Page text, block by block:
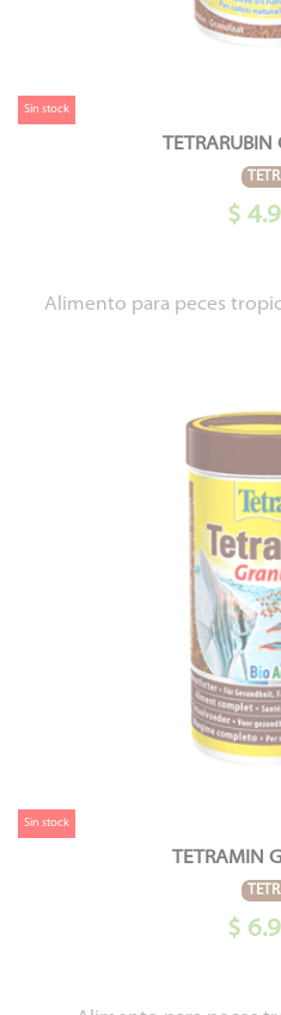
Sin stock
TETRARUBIN
$
Alimento para peces
Sin stock
TETRAMIN
$